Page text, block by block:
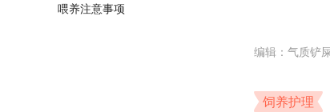
编辑：气质铲
饲养护理